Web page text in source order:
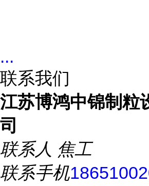
...
联系我们
江苏博鸿中锦制粒
司
联系人 焦工
联系手机